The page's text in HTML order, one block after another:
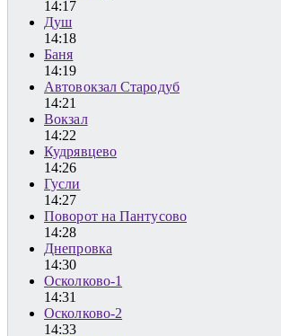
14:17
Душ
14:18
Баня
14:19
Автовокзал Стародуб
14:21
Вокзал
14:22
Кудрявцево
14:26
Гусли
14:27
Поворот на Пантусово
14:28
Днепровка
14:30
Осколково-1
14:31
Осколково-2
14:33